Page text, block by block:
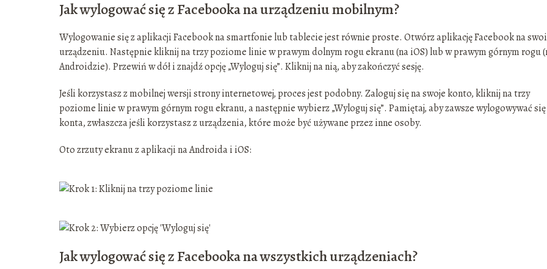
Jak wylogować się z Facebooka na urządzeniu mobilnym?
Wylogowanie się z aplikacji Facebook na smartfonie lub tablecie jest równie proste. Otwórz aplikację Facebook na
urządzeniu. Następnie kliknij na trzy poziome linie w prawym dolnym rogu ekranu (na iOS) lub w prawym górnym rogu
Androidzie). Przewiń w dół i znajdź opcję „Wyloguj się”. Kliknij na nią, aby zakończyć sesję.
Jeśli korzystasz z mobilnej wersji strony internetowej, proces jest podobny. Zaloguj się na swoje konto, kliknij na trzy
poziome linie w prawym górnym rogu ekranu, a następnie wybierz „Wyloguj się”. Pamiętaj, aby zawsze wylogowywać
konta, zwłaszcza jeśli korzystasz z urządzenia, które może być używane przez inne osoby.
Oto zrzuty ekranu z aplikacji na Androida i iOS:
Jak wylogować się z Facebooka na wszystkich urządzeniach?